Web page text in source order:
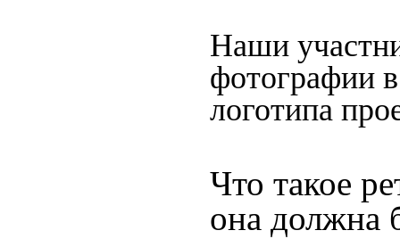
Наши
фотографии
логотипа
Что такое
она должна